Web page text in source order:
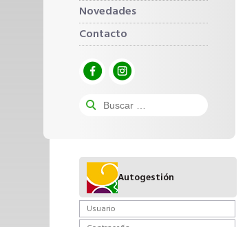
Novedades
Contacto
Autogestión